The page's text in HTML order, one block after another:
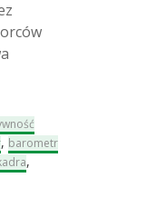
, barometr
,